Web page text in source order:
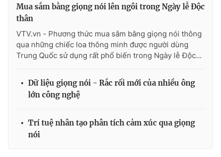
Mua sắm bằng giọng nói lên ngôi trong Ngày lễ Độc
thân
VTV.vn - Phương thức mua sắm bằng giọng nói thông
qua những chiếc loa thông minh được người dùng
Trung Quốc sử dụng rất phổ biến trong Ngày lễ Độc...
Dữ liệu giọng nói - Rắc rối mới của nhiều ông
lớn công nghệ
Trí tuệ nhân tạo phân tích cảm xúc qua giọng
nói